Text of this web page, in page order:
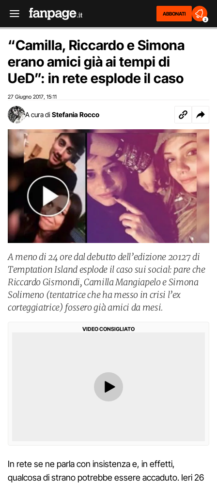
ABBONATI
2
“Camilla, Riccardo e Simona
erano amici già ai tempi di
UeD”: in rete esplode il caso
27 Giugno 2017 15:11
A cura di Stefania Rocco
A meno di 24 ore dal debutto dell’edizione 20127 di
Temptation Island esplode il caso sui social: pare che
Riccardo Gismondi, Camilla Mangiapelo e Simona
Solimeno (tentatrice che ha messo in crisi l’ex
corteggiatrice) fossero già amici da mesi.
VIDEO CONSIGLIATO
In rete se ne parla con insistenza e, in effetti,
qualcosa di strano potrebbe essere accaduto. Ieri 26